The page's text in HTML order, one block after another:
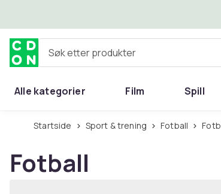
Søk etter produkter
Alle kategorier Film Spill
Startside Sport & trening Fotball
Fotball